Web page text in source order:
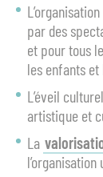
L’organisation
par des
et pour tous
les enfants
L’éveil
artistique et
La